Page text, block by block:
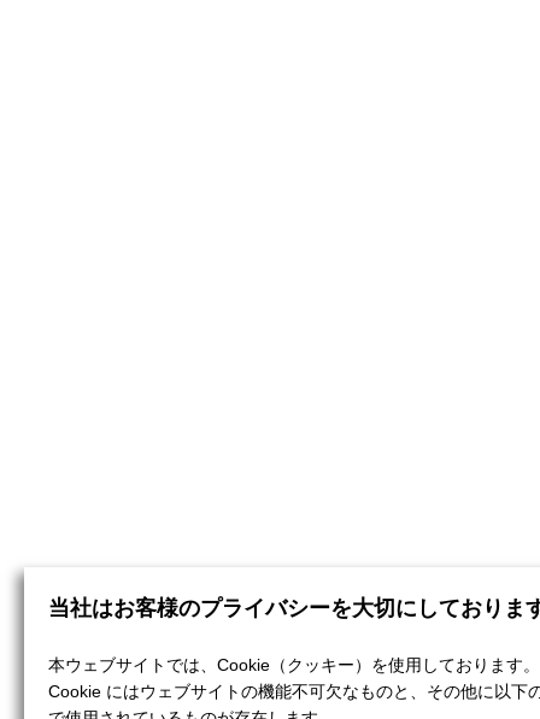
当社はお客様のプライバシーを大切にしておりま
本ウェブサイトでは、Cookie（クッキー）を使用しております。
Cookie にはウェブサイトの機能不可欠なものと、その他に以下